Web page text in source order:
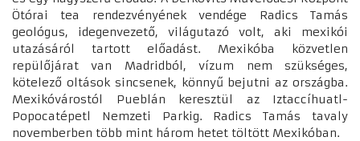
Ötórai tea rendezvényének vendége Radics Tamás
geológus, idegenvezető, világutazó volt, aki mexikói
utazásáról tartott előadást. Mexikóba közvetlen
repülőjárat van Madridból, vízum nem szükséges,
kötelező oltások sincsenek, könnyű bejutni az országba.
Mexikóvárostól Pueblán keresztül az Iztaccíhuatl-
Popocatépetl Nemzeti Parkig. Radics Tamás tavaly
novemberben több mint három hetet töltött Mexikóban.